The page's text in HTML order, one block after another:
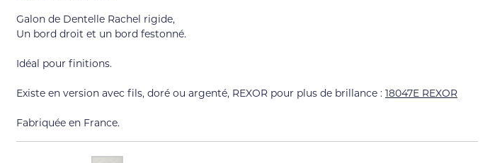
Galon de Dentelle Rachel rigide,
Un bord droit et un bord festonné.
Idéal pour finitions.
Existe en version avec fils, doré ou argenté, REXOR pour plus de brillance : 18047E REXOR
Fabriquée en France.